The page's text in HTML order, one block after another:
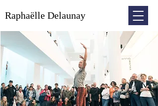
Raphaëlle Delaunay